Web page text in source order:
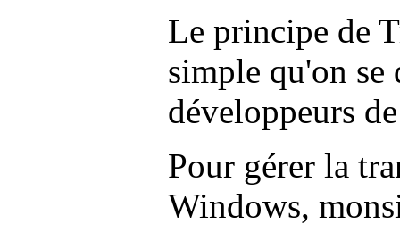
Le principe de
simple qu'on se
développeurs
Pour gérer la
Windows,